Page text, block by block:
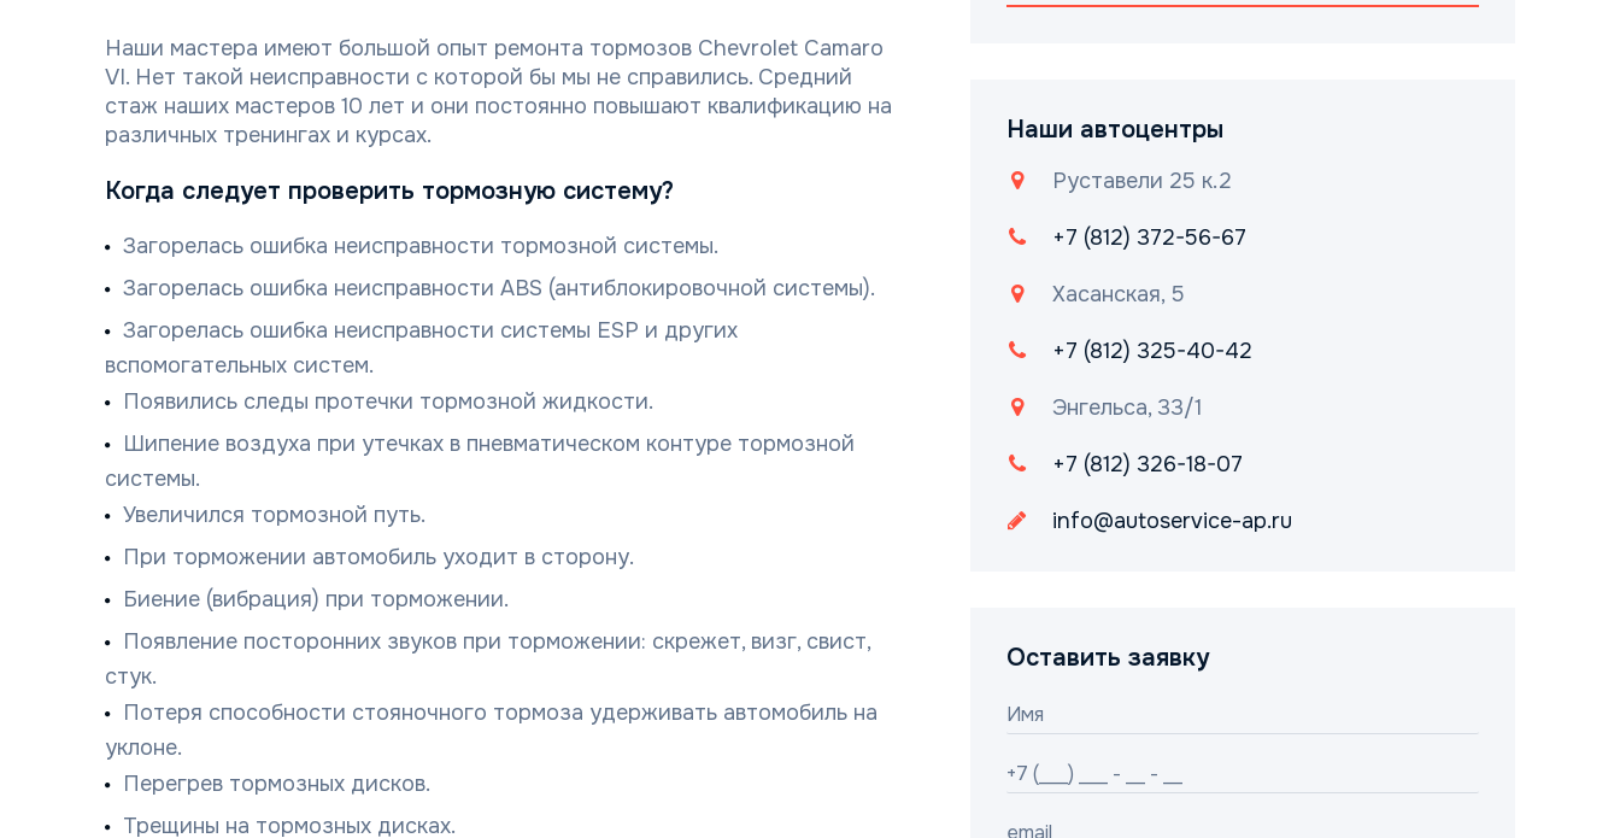
Наши мастера имеют большой опыт ремонта тормозов Chevrolet Camaro
VI. Нет такой неисправности с которой бы мы не справились. Средний
стаж наших мастеров 10 лет и они постоянно повышают квалификацию на
различных тренингах и курсах.
Когда следует проверить тормозную систему?
Загорелась ошибка неисправности тормозной системы.
Загорелась ошибка неисправности ABS (антиблокировочной системы).
Загорелась ошибка неисправности системы ESP и других
вспомогательных систем.
Появились следы протечки тормозной жидкости.
Шипение воздуха при утечках в пневматическом контуре тормозной
системы.
Увеличился тормозной путь.
При торможении автомобиль уходит в сторону.
Биение (вибрация) при торможении.
Появление посторонних звуков при торможении: скрежет, визг, свист,
стук.
Потеря способности стояночного тормоза удерживать автомобиль на
уклоне.
Перегрев тормозных дисков.
Трещины на тормозных дисках.
Наши автоцентры
Руставели 25 к.2
+7 (812) 372-56-67
Хасанская, 5
+7 (812) 325-40-42
Энгельса, 33/1
+7 (812) 326-18-07
info@autoservice-ap.ru
Оставить заявку